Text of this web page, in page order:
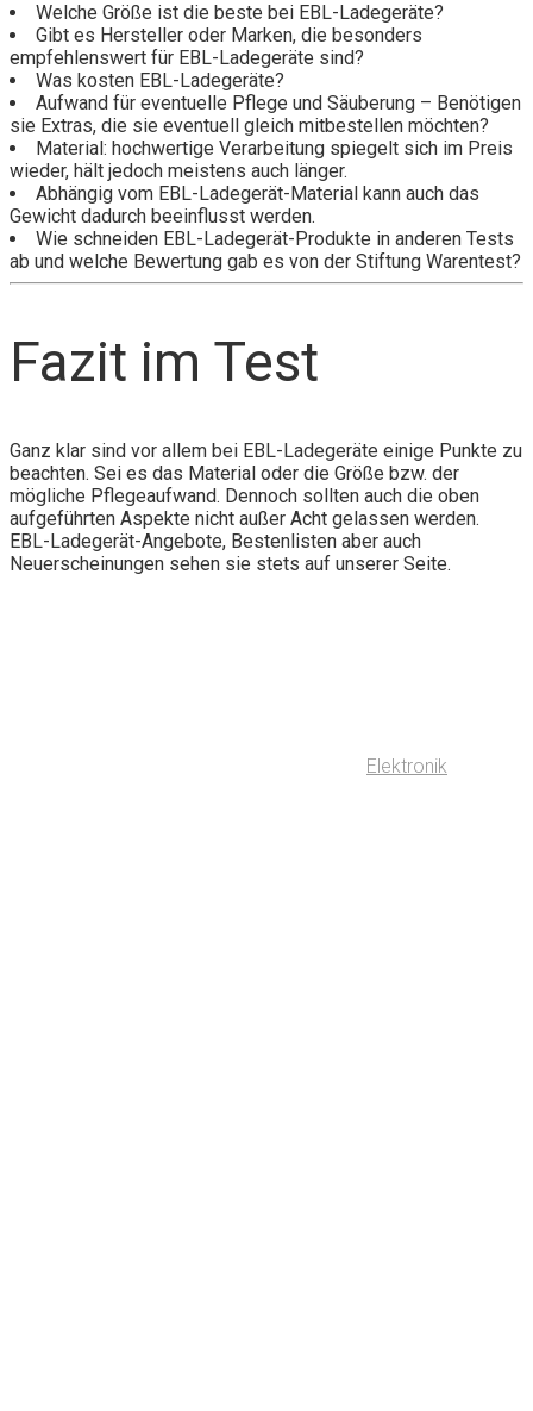
Welche Größe ist die beste bei EBL-Ladegeräte?
Gibt es Hersteller oder Marken, die besonders
empfehlenswert für EBL-Ladegeräte sind?
Was kosten EBL-Ladegeräte?
Aufwand für eventuelle Pflege und Säuberung – Benötigen
sie Extras, die sie eventuell gleich mitbestellen möchten?
Material: hochwertige Verarbeitung spiegelt sich im Preis
wieder, hält jedoch meistens auch länger.
Abhängig vom EBL-Ladegerät-Material kann auch das
Gewicht dadurch beeinflusst werden.
Wie schneiden EBL-Ladegerät-Produkte in anderen Tests
ab und welche Bewertung gab es von der Stiftung Warentest?
Fazit im Test
Ganz klar sind vor allem bei EBL-Ladegeräte einige Punkte zu
beachten. Sei es das Material oder die Größe bzw. der
mögliche Pflegeaufwand. Dennoch sollten auch die oben
aufgeführten Aspekte nicht außer Acht gelassen werden.
EBL-Ladegerät-Angebote, Bestenlisten aber auch
Neuerscheinungen sehen sie stets auf unserer Seite.
Elektronik